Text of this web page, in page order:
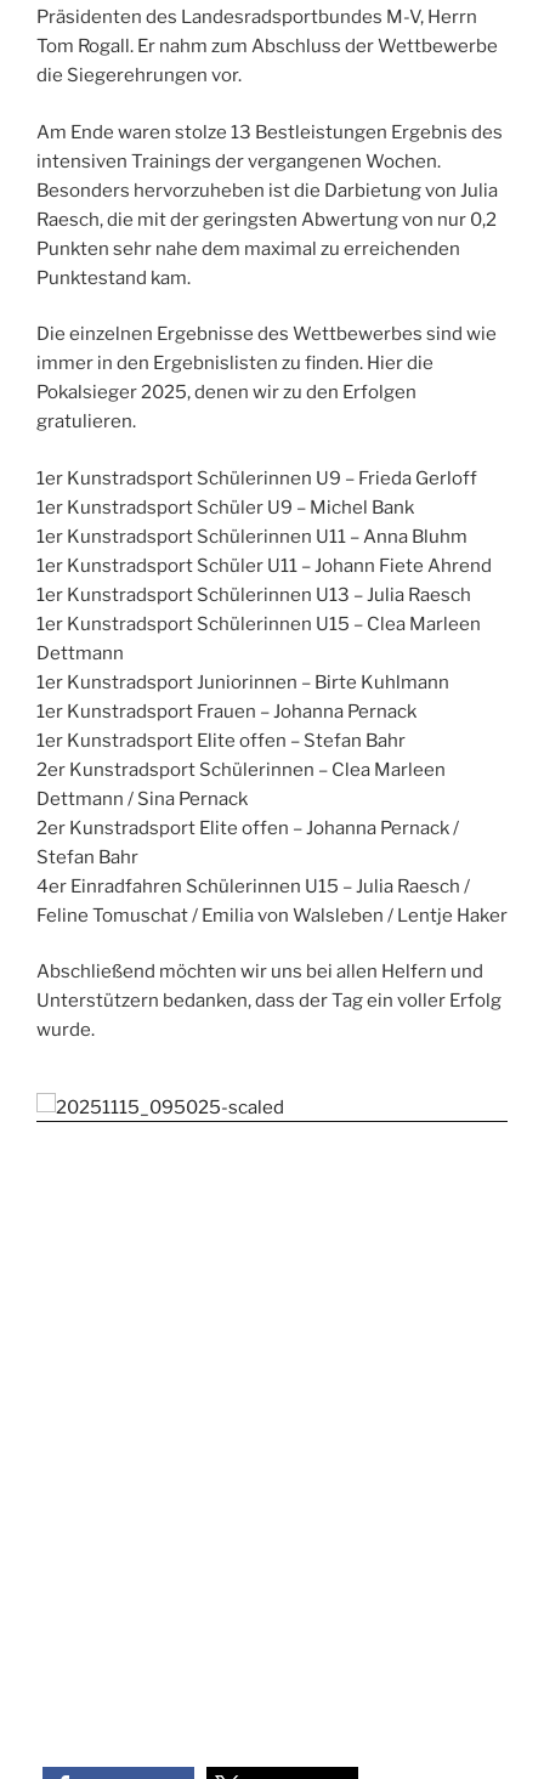
Präsidenten des Landesradsportbundes M-V, Herrn
Tom Rogall. Er nahm zum Abschluss der Wettbewerbe
die Siegerehrungen vor.
Am Ende waren stolze 13 Bestleistungen Ergebnis des
intensiven Trainings der vergangenen Wochen.
Besonders hervorzuheben ist die Darbietung von Julia
Raesch, die mit der geringsten Abwertung von nur 0,2
Punkten sehr nahe dem maximal zu erreichenden
Punktestand kam.
Die einzelnen Ergebnisse des Wettbewerbes sind wie
immer in den Ergebnislisten zu finden. Hier die
Pokalsieger 2025, denen wir zu den Erfolgen
gratulieren.
1er Kunstradsport Schülerinnen U9 – Frieda Gerloff
1er Kunstradsport Schüler U9 – Michel Bank
1er Kunstradsport Schülerinnen U11 – Anna Bluhm
1er Kunstradsport Schüler U11 – Johann Fiete Ahrend
1er Kunstradsport Schülerinnen U13 – Julia Raesch
1er Kunstradsport Schülerinnen U15 – Clea Marleen
Dettmann
1er Kunstradsport Juniorinnen – Birte Kuhlmann
1er Kunstradsport Frauen – Johanna Pernack
1er Kunstradsport Elite offen – Stefan Bahr
2er Kunstradsport Schülerinnen – Clea Marleen
Dettmann / Sina Pernack
2er Kunstradsport Elite offen – Johanna Pernack /
Stefan Bahr
4er Einradfahren Schülerinnen U15 – Julia Raesch /
Feline Tomuschat / Emilia von Walsleben / Lentje Haker
Abschließend möchten wir uns bei allen Helfern und
Unterstützern bedanken, dass der Tag ein voller Erfolg
wurde.